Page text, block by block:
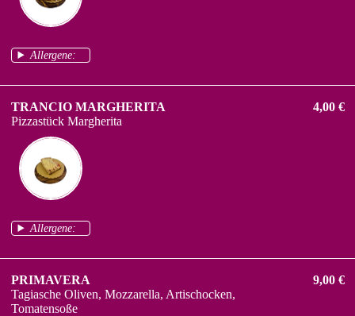
Allergene:
TRANCIO MARGHERITA
Pizzastück Margherita
Allergene:
4,00 €
PRIMAVERA
Tagiasche Oliven, Mozzarella, Artischocken,
Tomatensoße
9,00 €